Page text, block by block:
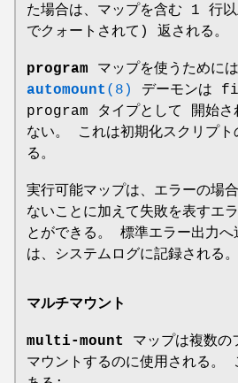
た場合は、マップを含む 1 行
でクォートされて) 返される。
program マップを使うためには
automount (8)
デーモンは
program タイプとして 開始さ
ない。 これは初期化スクリプト
る。
実行可能マップは、エラーの場
ないことに加えて失敗を表すエ
とができる。 標準エラー出力へ
は、システムログに記録される。
マルチマウント
multi-mount
マップは複数の
マウントするのに使用される。